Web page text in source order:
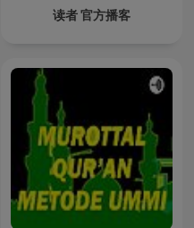
读者 官方播客